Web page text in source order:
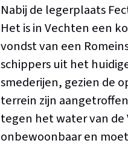
Nabij de legerplaats
Het is in Vechten een
vondst van een
schippers uit het
smederijen, gezien de
terrein zijn
tegen het water van
onbewoonbaar en